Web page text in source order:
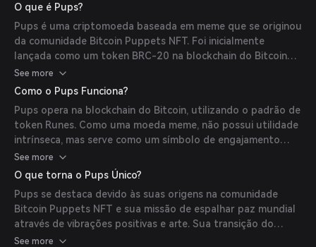
O que é Pups?
Pups é uma criptomoeda baseada em meme que se originou
da comunidade Bitcoin Puppets NFT. Foi inicialmente
lançada como um token BRC-20 na blockchain do Bitcoin
em abril de 2023 e desde então migrou para o padrão
Runes. O projeto é totalmente guiado pela comunidade,
focando em promover paz e vibrações positivas através de
sua arte e engajamento comunitário. (lbank.com )
See more
Como o Pups Funciona?
Pups opera na blockchain do Bitcoin, utilizando o padrão de
token Runes. Como uma moeda meme, não possui utilidade
intrínseca, mas serve como um símbolo de engajamento
comunitário e expressão cultural dentro do espaço cripto.
(lbank.com
See more
O que torna o Pups Único?
Pups se destaca devido às suas origens na comunidade
Bitcoin Puppets NFT e sua missão de espalhar paz mundial
através de vibrações positivas e arte. Sua transição do
padrão BRC-20 para o padrão Runes no Bitcoin demonstra
See more